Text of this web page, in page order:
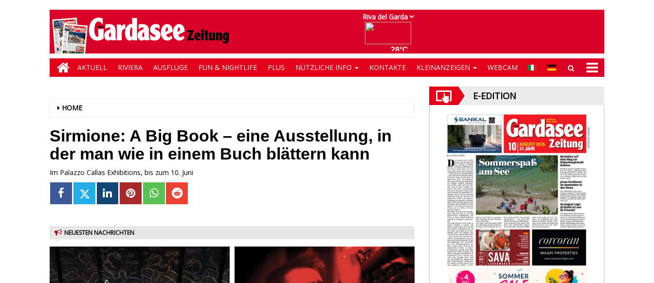
AKTUELL RIVIERA AUSFLÜGE FUN & NIGHTLIFE PLUS NÜTZLICHE INFO KONTAKTE KLEINANZEIGEN WEBCAM
HOME
Sirmione: A Big Book – eine Ausstellung, in
der man wie in einem Buch blättern kann
Im Palazzo Callas Exhibitions, bis zum 10. Juni
NEUESTEN NACHRICHTEN
E-EDITION